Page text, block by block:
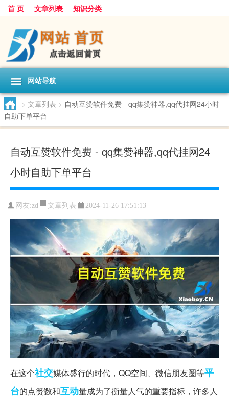
首 页 文章列表 知识分类
网站导航
> 文章列表 > 自动互赞软件免费 - qq集赞神器,qq代挂网24小时
自助下单平台
自动互赞软件免费 - qq集赞神器,qq代挂网24
小时自助下单平台
网友:zd 文章列表 2024-11-26 17:51:13
在这个社交媒体盛行的时代，QQ空间、微信朋友圈等平
台的点赞数和互动量成为了衡量人气的重要指标，许多人